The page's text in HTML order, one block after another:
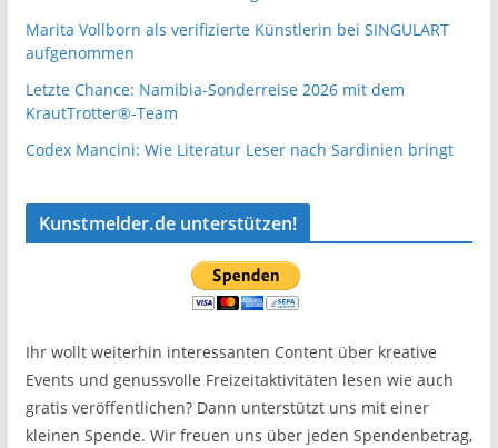
Marita Vollborn als verifizierte Künstlerin bei SINGULART
aufgenommen
Letzte Chance: Namibia-Sonderreise 2026 mit dem
KrautTrotter®-Team
Codex Mancini: Wie Literatur Leser nach Sardinien bringt
Kunstmelder.de unterstützen!
Ihr wollt weiterhin interessanten Content über kreative
Events und genussvolle Freizeitaktivitäten lesen wie auch
gratis veröffentlichen? Dann unterstützt uns mit einer
kleinen Spende. Wir freuen uns über jeden Spendenbetrag,